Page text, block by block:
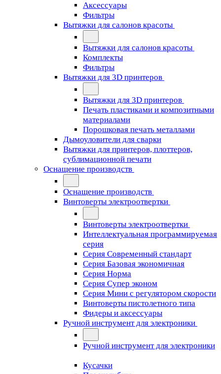
Аксессуары
Фильтры
Вытяжки для салонов красоты
Вытяжки для салонов красоты
Комплекты
Фильтры
Вытяжки для 3D принтеров
Вытяжки для 3D принтеров
Печать пластиками и композитными
материалами
Порошковая печать металлами
Дымоуловители для сварки
Вытяжки для принтеров, плоттеров,
сублимационной печати
Оснащение производств
Оснащение производств
Винтоверты электроотвертки
Винтоверты электроотвертки
Интеллектуальная программируемая
серия
Серия Современный стандарт
Серия Базовая экономичная
Серия Норма
Серия Cупер эконом
Серия Мини с регулятором скорости
Винтоверты пистолетного типа
Фидеры и аксессуары
Ручной инструмент для электроники
Ручной инструмент для электроники
Кусачки